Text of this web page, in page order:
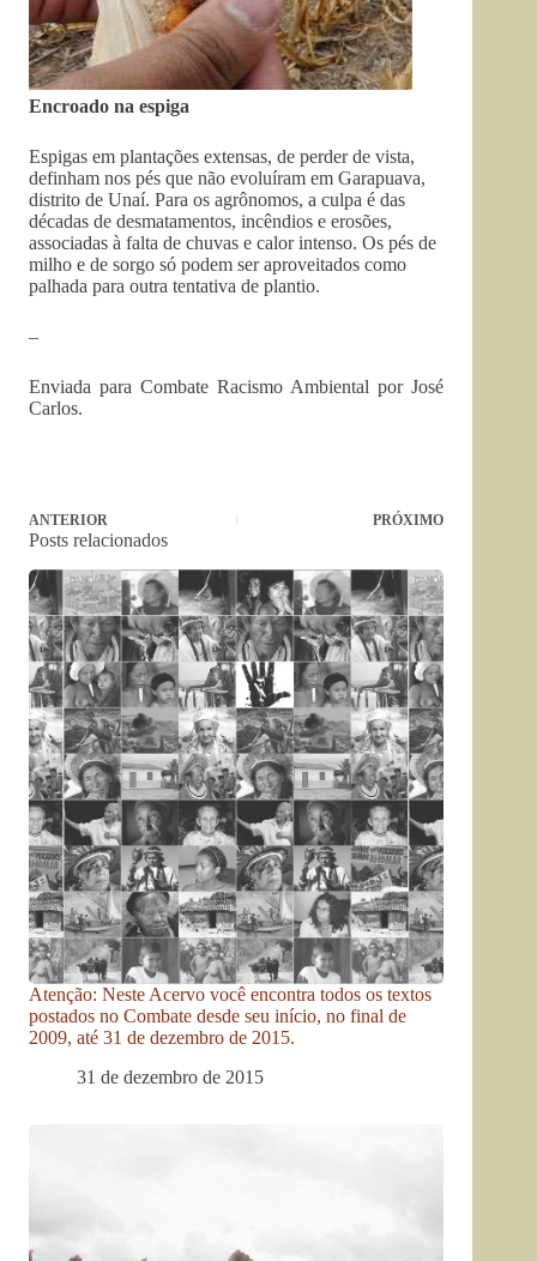
Encroado na espiga
Espigas em plantações extensas, de perder de vista,
definham nos pés que não evoluíram em Garapuava,
distrito de Unaí. Para os agrônomos, a culpa é das
décadas de desmatamentos, incêndios e erosões,
associadas à falta de chuvas e calor intenso. Os pés de
milho e de sorgo só podem ser aproveitados como
palhada para outra tentativa de plantio.
–
Enviada para Combate Racismo Ambiental por José
Carlos.
ANTERIOR PRÓXIMO
Posts relacionados
Atenção: Neste Acervo você encontra todos os textos
postados no Combate desde seu início, no final de
2009, até 31 de dezembro de 2015.
31 de dezembro de 2015